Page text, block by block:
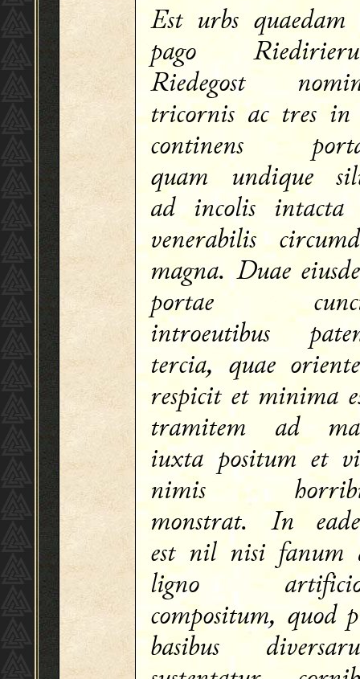
Est urbs
pago
Riedegost
tricornis ac tres in
continens
quam undique
ad incolis intacta
venerabilis
magna. Duae
portae
introeutibus
tercia, quae
respicit et minima
tramitem ad
iuxta positum et
nimis
monstrat. In
est nil nisi fanum
ligno
compositum, quod
basibus